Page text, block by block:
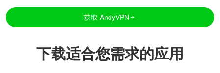
获取 AndyVPN
下载适合您需求的应用